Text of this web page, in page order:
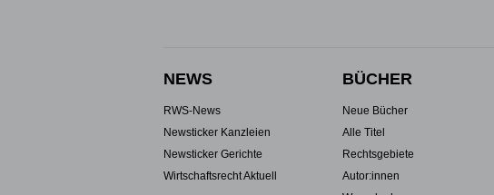
NEWS
RWS-News
Newsticker Kanzleien
Newsticker Gerichte
Wirtschaftsrecht Aktuell
BÜCHER
Neue Bücher
Alle Titel
Rechtsgebiete
Autor:innen